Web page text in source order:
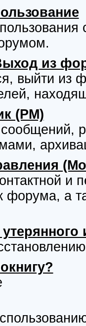
из
выйти из
(PM)
форума, а